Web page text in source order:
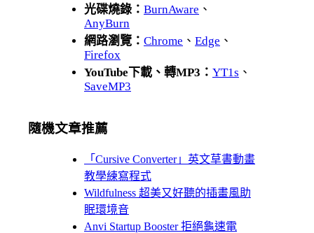
光碟燒錄： BurnAware 、
AnyBurn
網路瀏覽： Chrome 、 Edge 、
Firefox
YouTube下載、轉MP3： YT1s 、
SaveMP3
隨機文章推薦
「Cursive Converter」英文草書動畫
教學練寫程式
Wildfulness 超美又好聽的插畫風助
眠環境音
Anvi Startup Booster 拒絕龜速電